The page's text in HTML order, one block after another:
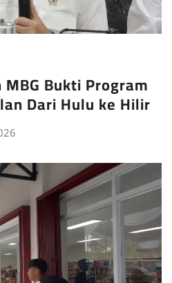
Bukti Program
Dari Hulu ke Hilir